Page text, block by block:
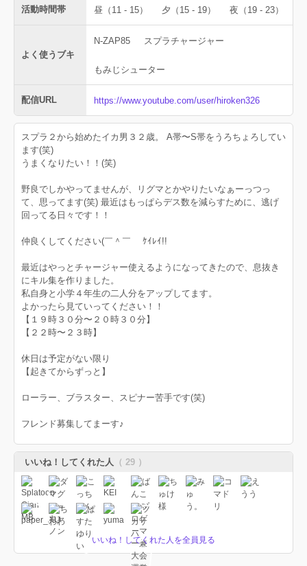
活動時間帯 昼（11 - 15） 夕（15 - 19） 夜（19 - 23）
よく使うブキ
N-ZAP85 スプラチャージャー
もみじシューター
配信URL https://www.youtube.com/user/hiroken326
スプラ２から始めたイカ男３２歳。 A帯〜S帯をうろちょろしてい
ます(笑)
うまくなりたい！！(笑)
野良でしかやってませんが、リグマとかやりたいなぁーっつっ
て、思ってます(笑) 最近はもっぱらデス数を減らすために、逃げ
回ってる日々です！！
仲良くしてください(￣＾￣ゞ ｹｲﾚｲ!!
最近はやっとチャージャー使えるようになってきたので、息抜き
にキル集を作りました。
私自身と小学４年生の二人分をアップしてます。
よかったら見ていってください！！
【１９時３０分〜２０時３０分】
【２２時〜２３時】
休日は予定がない限り
【起きてからずっと】
ローラー、ブラスター、スピナー苦手です(笑)
フレンド募集してまーす♪
いいね！してくれた人 （ 29 ）
いいね！してくれた人を全員見る